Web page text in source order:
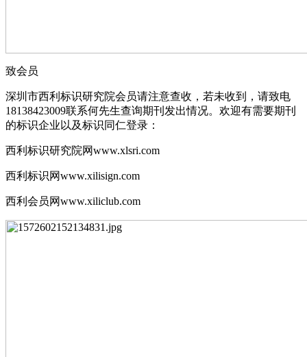
致会员
深圳市西利标识研究院会员请注意查收，若未收到，请致电
18138423009联系何先生查询期刊发出情况。欢迎有需要期刊
的标识企业以及标识同仁登录：
西利标识研究院网www.xlsri.com
西利标识网www.xilisign.com
西利会员网www.xiliclub.com